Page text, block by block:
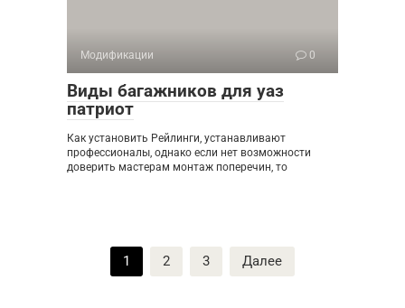
Модификации 0
Виды багажников для уаз
патриот
Как установить Рейлинги, устанавливают
профессионалы, однако если нет возможности
доверить мастерам монтаж поперечин, то
1 2 3 Далее